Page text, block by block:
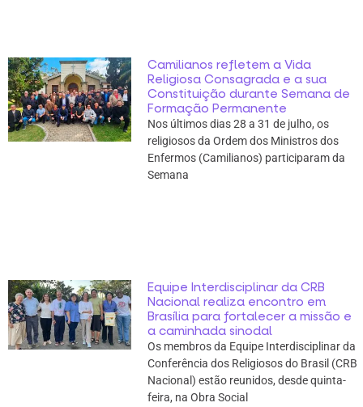
Camilianos refletem a Vida
Religiosa Consagrada e a sua
Constituição durante Semana de
Formação Permanente
Nos últimos dias 28 a 31 de julho, os
religiosos da Ordem dos Ministros dos
Enfermos (Camilianos) participaram da
Semana
Equipe Interdisciplinar da CRB
Nacional realiza encontro em
Brasília para fortalecer a missão e
a caminhada sinodal
Os membros da Equipe Interdisciplinar da
Conferência dos Religiosos do Brasil (CRB
Nacional) estão reunidos, desde quinta-
feira, na Obra Social